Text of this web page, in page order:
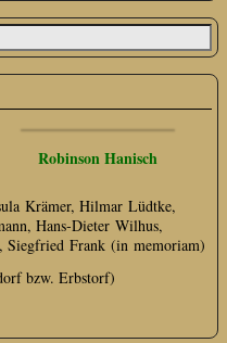
Robinson Hanisch
Krämer, Hilmar Lüdtke,
Hans‑Dieter Wilhus,
Siegfried Frank (in memoriam)
bzw. Erbstorf)